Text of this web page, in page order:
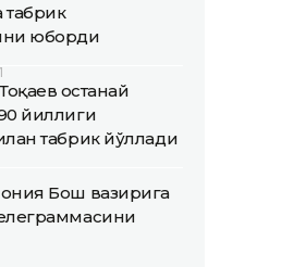
табрик
юборди
Қостанай
йиллиги
табрик йўллади
Бош вазирига